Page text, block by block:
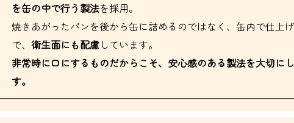
を缶の中で行う製法を採用。
焼きあがったパンを後から缶に詰めるのではなく、缶内で仕上
で、 衛生面にも配慮しています。
非常時に口にするものだからこそ、安心感のある製法を大切に
す。